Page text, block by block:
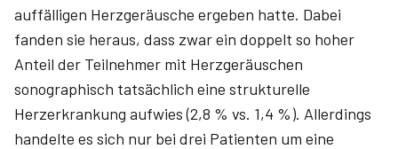
auffälligen Herzgeräusche ergeben hatte. Dabei
fanden sie heraus, dass zwar ein doppelt so hoher
Anteil der Teilnehmer mit Herzgeräuschen
sonographisch tatsächlich eine strukturelle
Herzerkrankung aufwies (2,8 % vs. 1,4 %). Allerdings
handelte es sich nur bei drei Patienten um eine